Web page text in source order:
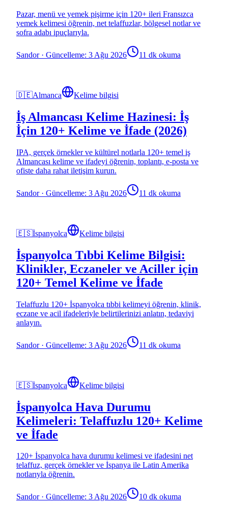
Pazar, menü ve yemek pişirme için 120+ ileri Fransızca
yemek kelimesi öğrenin, net telaffuzlar, bölgesel notlar ve
sofra adabı ipuçlarıyla.
Sandor· Güncelleme: 3 Ağu 2026 11 dk okuma
🇩🇪Almanca Kelime bilgisi
İş Almancası Kelime Hazinesi: İş
İçin 120+ Kelime ve İfade (2026)
IPA, gerçek örnekler ve kültürel notlarla 120+ temel iş
Almancası kelime ve ifadeyi öğrenin, toplantı, e-posta ve
ofiste daha rahat iletişim kurun.
Sandor· Güncelleme: 3 Ağu 2026 11 dk okuma
🇪🇸İspanyolca Kelime bilgisi
İspanyolca Tıbbi Kelime Bilgisi:
Klinikler, Eczaneler ve Aciller için
120+ Temel Kelime ve İfade
Telaffuzlu 120+ İspanyolca tıbbi kelimeyi öğrenin, klinik,
eczane ve acil ifadeleriyle belirtilerinizi anlatın, tedaviyi
anlayın.
Sandor· Güncelleme: 3 Ağu 2026 11 dk okuma
🇪🇸İspanyolca Kelime bilgisi
İspanyolca Hava Durumu
Kelimeleri: Telaffuzlu 120+ Kelime
ve İfade
120+ İspanyolca hava durumu kelimesi ve ifadesini net
telaffuz, gerçek örnekler ve İspanya ile Latin Amerika
notlarıyla öğrenin.
Sandor· Güncelleme: 3 Ağu 2026 10 dk okuma